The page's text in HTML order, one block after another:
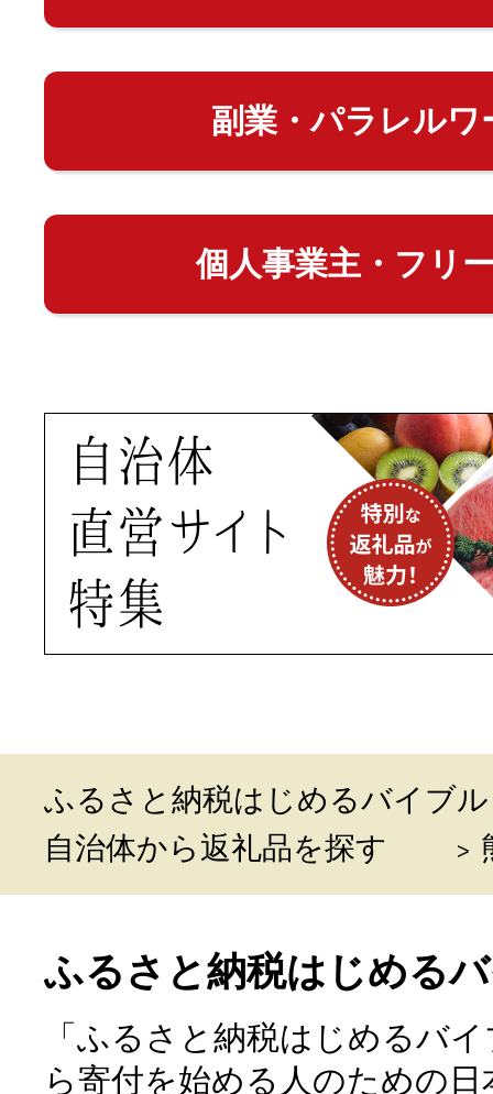
副業・パラレルワ
個人事業主・フリ
ふるさと納税はじめるバイブル
自治体から返礼品を探す
ふるさと納税はじめる
「ふるさと納税はじめるバ
ら寄付を始める人のための